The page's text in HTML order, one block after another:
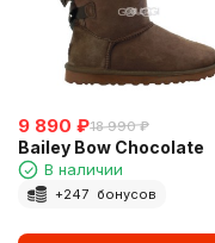
9 890 ₽18 990 ₽
Bailey Bow Chocolate
В наличии
+247 бонусов